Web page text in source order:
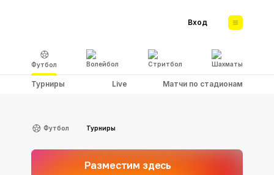
Футбол Волейбол Стритбол Шахматы
Вход
Турниры Live Матчи по стадионам
Футбол Турниры
Разместим здесь